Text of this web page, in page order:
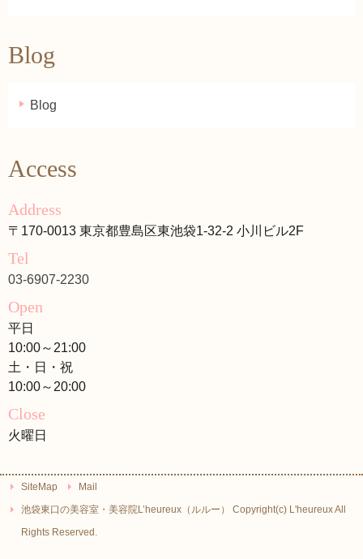
Blog
Blog
Access
Address
〒170-0013 東京都豊島区東池袋1-32-2 小川ビル2F
Tel
03-6907-2230
Open
平日
10:00～21:00
土・日・祝
10:00～20:00
Close
火曜日
SiteMap
Mail
池袋東口の美容室・美容院L’heureux（ルルー） Copyright(c) L'heureux All
Rights Reserved.